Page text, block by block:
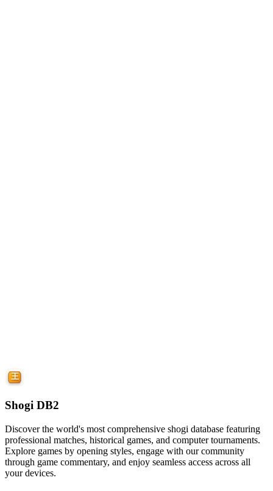
Shogi DB2
Discover the world's most comprehensive shogi database featuring
professional matches, historical games, and computer tournaments.
Explore games by opening styles, engage with our community
through game commentary, and enjoy seamless access across all
your devices.